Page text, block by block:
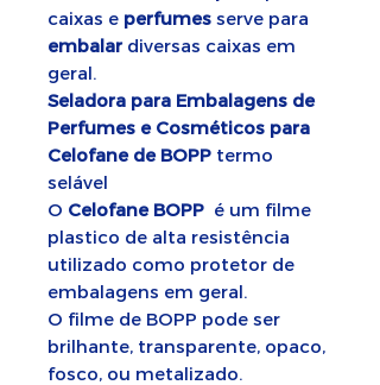
caixas e perfumes serve para
embalardiversas caixas em
geral.
Seladora para Embalagens de
Perfumes e Cosméticos para
Celofane de BOPP termo
selável
O Celofane BOPP é um filme
plastico de alta resistência
utilizado como protetor de
embalagens em geral.
O filme de BOPP pode ser
brilhante, transparente, opaco,
fosco, ou metalizado.